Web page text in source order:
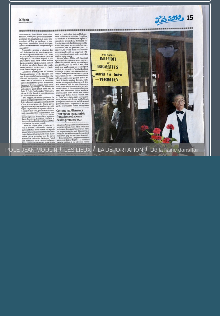
POLE JEAN MOULIN LES LIEUX LA DÉPORTATION De la haine dans l'air